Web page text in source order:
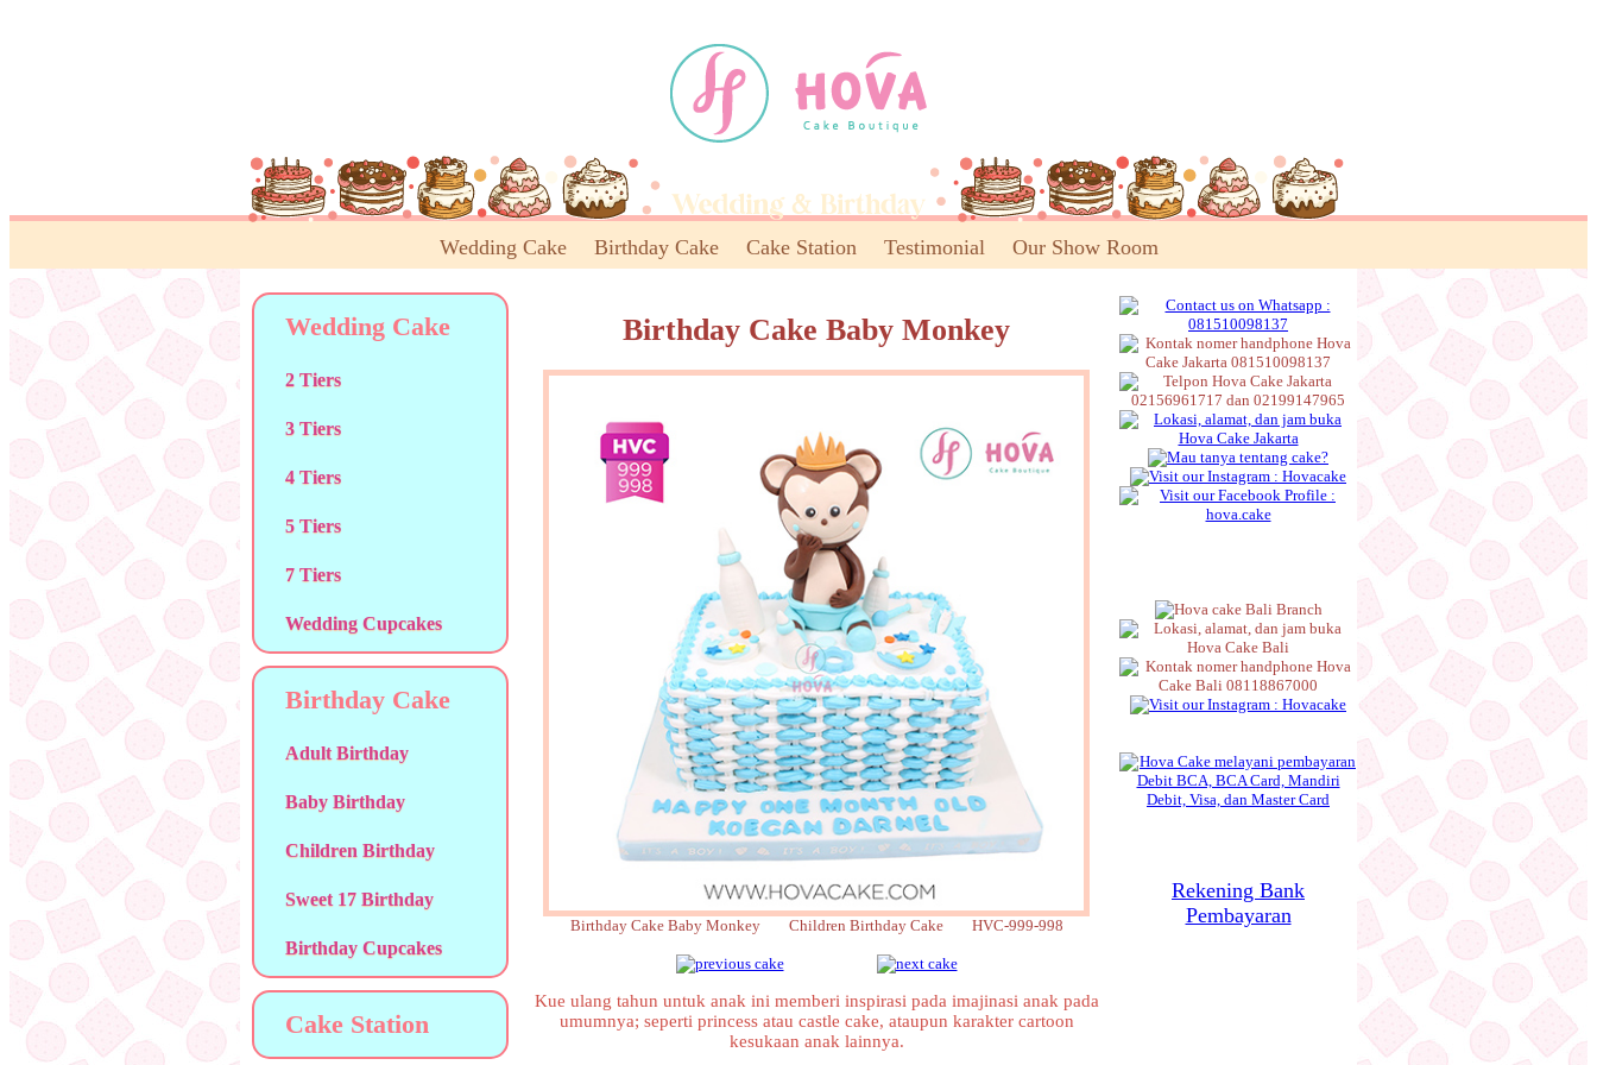
Wedding Cake Birthday Cake Cake Station Testimonial Our Show Room
Wedding Cake
2 Tiers
3 Tiers
4 Tiers
5 Tiers
7 Tiers
Wedding Cupcakes
Birthday Cake
Adult Birthday
Baby Birthday
Children Birthday
Sweet 17 Birthday
Birthday Cupcakes
Cake Station
Birthday Cake Baby Monkey
Birthday Cake Baby Monkey Children Birthday Cake HVC-999-998
Kue ulang tahun untuk anak ini memberi inspirasi pada imajinasi anak pada
umumnya; seperti princess atau castle cake, ataupun karakter cartoon
kesukaan anak lainnya.
Rekening Bank
Pembayaran